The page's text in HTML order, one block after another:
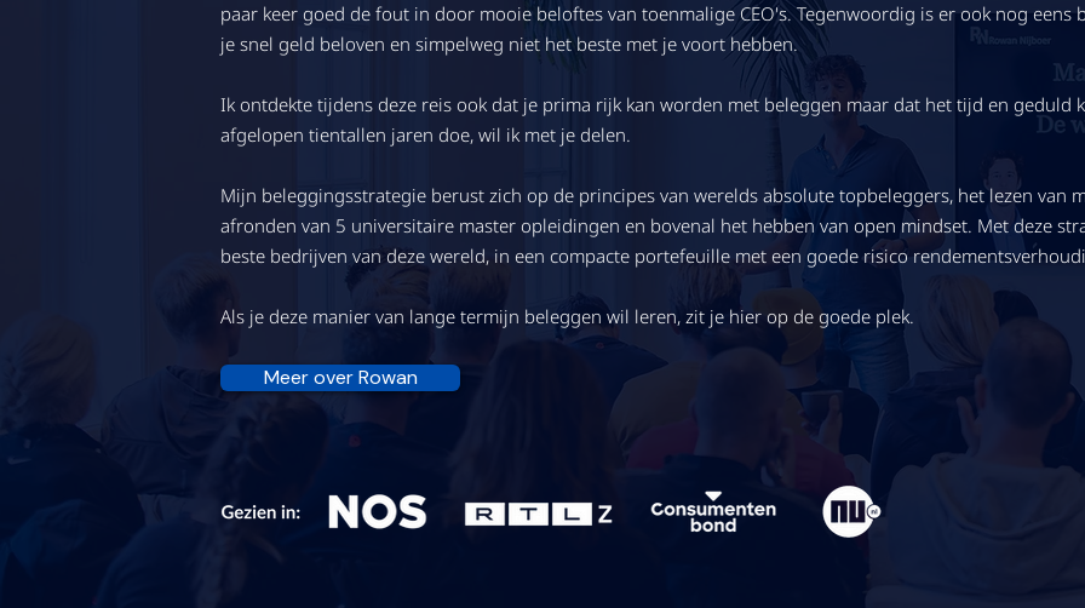
paar keer goed de fout in door mooie beloftes van toenmalige CEO's. Tegenwoordig is er ook nog
je snel geld beloven en simpelweg niet het beste met je voort hebben.
Ik ontdekte tijdens deze reis ook dat je prima rijk kan worden met beleggen maar dat het tijd en geduld
afgelopen tientallen jaren doe, wil ik met je delen.
Mijn beleggingsstrategie berust zich op de principes van werelds absolute topbeleggers, het lezen van
afronden van 5 universitaire master opleidingen en bovenal het hebben van open mindset. Met deze
beste bedrijven van deze wereld, in een compacte portefeuille met een goede risico
Als je deze manier van lange termijn beleggen wil leren, zit je hier op de goede plek.
Meer over Rowan